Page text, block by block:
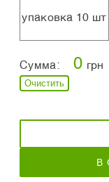
упаковка 10 шт
Сумма: 0 грн
Очистить
В